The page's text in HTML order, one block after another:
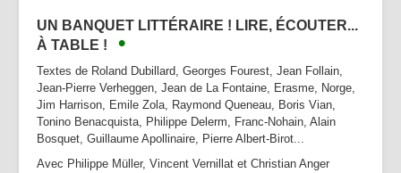
UN BANQUET LITTÉRAIRE ! LIRE, ÉCOUTER...
À TABLE ! •
Textes de Roland Dubillard, Georges Fourest, Jean Follain,
Jean-Pierre Verheggen, Jean de La Fontaine, Erasme, Norge,
Jim Harrison, Emile Zola, Raymond Queneau, Boris Vian,
Tonino Benacquista, Philippe Delerm, Franc-Nohain, Alain
Bosquet, Guillaume Apollinaire, Pierre Albert-Birot...
Avec Philippe Müller, Vincent Vernillat et Christian Anger